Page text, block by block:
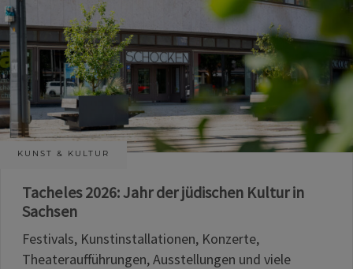
KUNST & KULTUR
Tacheles 2026: Jahr der jüdischen Kultur in
Sachsen
Festivals, Kunstinstallationen, Konzerte,
Theateraufführungen, Ausstellungen und viele